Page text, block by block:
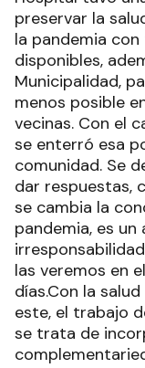
preservar la
la pandemia
disponibles,
Municipalidad,
menos posible
vecinas. Con el
se enterró esa
comunidad. Se
dar respuestas,
se cambia la
pandemia, es
las veremos en
días.Con la
este, el trabajo
se trata de